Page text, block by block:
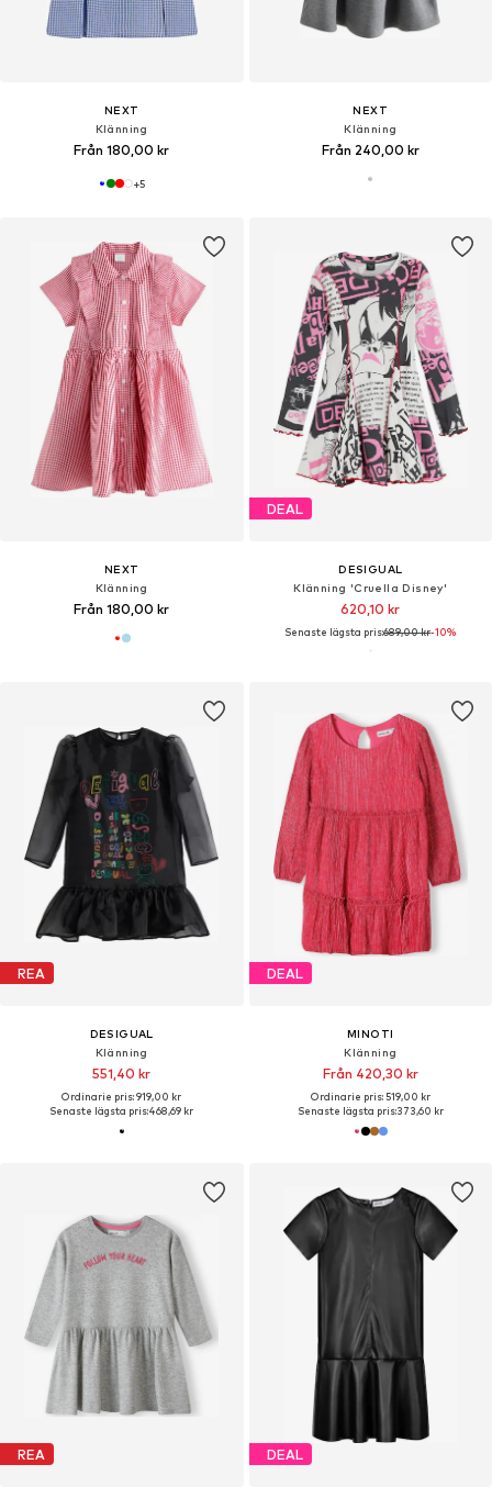
NEXT
Klänning
Från 180,00 kr
+5
NEXT
Klänning
Från 240,00 kr
NEXT
Klänning
Från 180,00 kr
DEAL
DESIGUAL
Klänning 'Cruella Disney'
620,10 kr
Senaste lägsta pris:689,00 kr-10%
REA
DESIGUAL
Klänning
551,40 kr
Ordinarie pris: 919,00 kr
Senaste lägsta pris:468,69 kr
DEAL
MINOTI
Klänning
Från 420,30 kr
Ordinarie pris: 519,00 kr
Senaste lägsta pris:373,60 kr
REA DEAL